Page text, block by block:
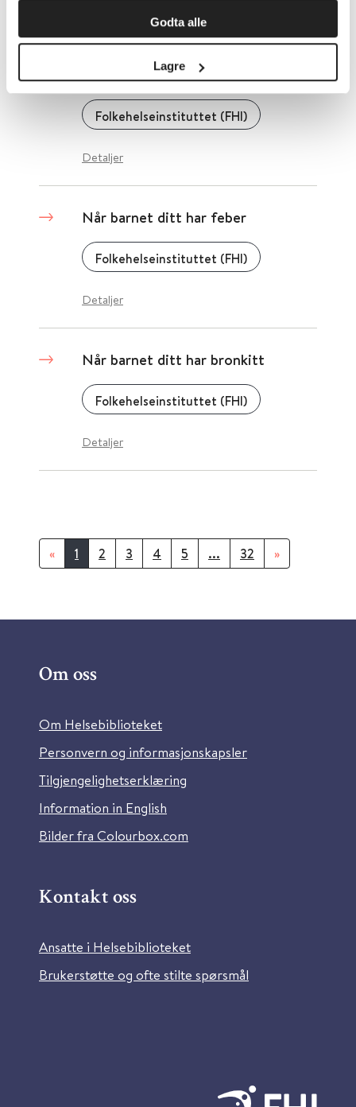
Godta alle
Lagre
Når barnet ditt har halsbetennelse
Folkehelseinstituttet (FHI)
Detaljer
Når barnet ditt har feber
Folkehelseinstituttet (FHI)
Detaljer
Når barnet ditt har bronkitt
Folkehelseinstituttet (FHI)
Detaljer
« 1 2 3 4 5 ... 32 »
Om oss
Om Helsebiblioteket
Personvern og informasjonskapsler
Tilgjengelighetserklæring
Information in English
Bilder fra Colourbox.com
Kontakt oss
Ansatte i Helsebiblioteket
Brukerstøtte og ofte stilte spørsmål